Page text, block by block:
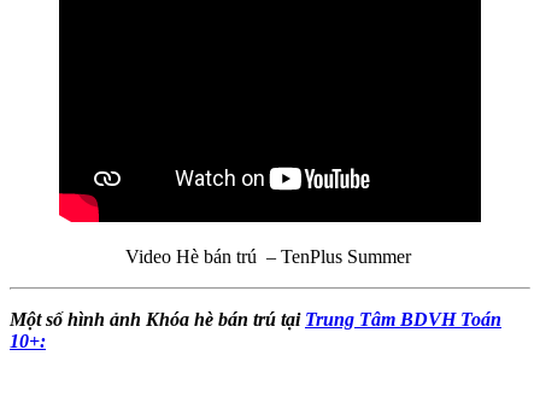
Video Hè bán trú – TenPlus Summer
Một số hình ảnh Khóa hè bán trú tại Trung Tâm BDVH Toán
10+: